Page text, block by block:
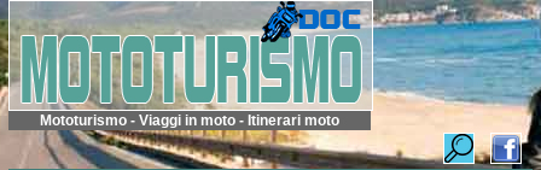
Mototurismo - Viaggi in moto - Itinerari moto